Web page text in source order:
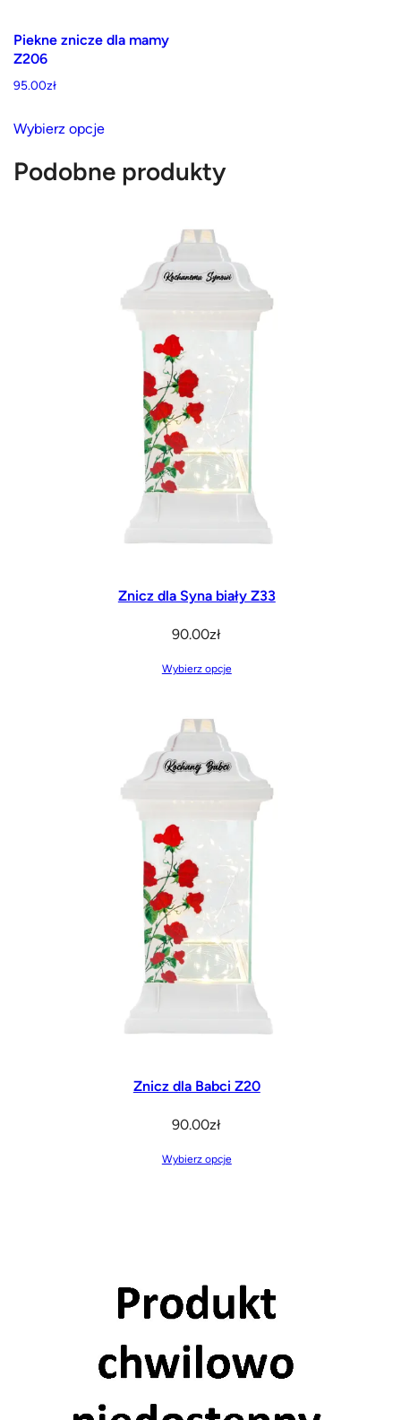
produktu
Piekne znicze dla mamy
Z206
95.00zł
Wybierz opcje
wiele
wybrać
stronie
produktu
Podobne produkty
Znicz dla Syna biały Z33
90.00zł
Wybierz opcje
Znicz dla Babci Z20
90.00zł
Wybierz opcje